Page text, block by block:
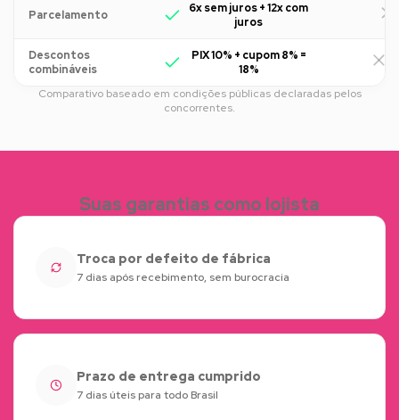
Parcelamento
6x sem juros + 12x com
juros
Descontos
combináveis
PIX 10% + cupom 8% =
18%
Comparativo baseado em condições públicas declaradas pelos
concorrentes.
Suas garantias como lojista
Troca por defeito de fábrica
7 dias após recebimento, sem burocracia
Prazo de entrega cumprido
7 dias úteis para todo Brasil